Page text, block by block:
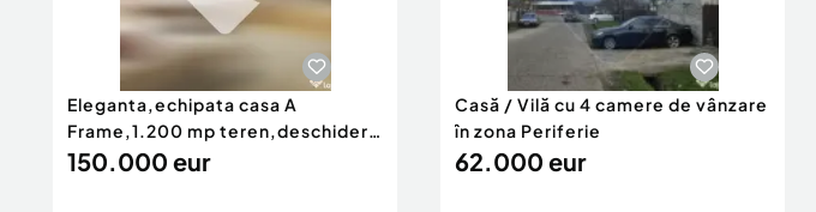
Eleganta,echipata casa A
Frame,1.200 mp teren,deschidere
Pia
150.000 eur
Casă / Vilă cu 4 camere de vânzare
în zona Periferie
62.000 eur